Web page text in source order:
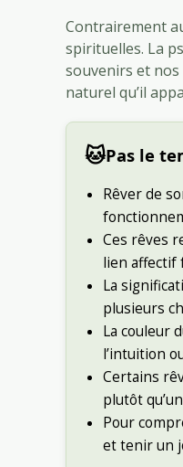
Contrairement
spirituelles. La
souvenirs et
naturel qu’il
🐱Pas le
Rêver de
Ces rêves
lien affectif
La
plusieurs
La couleur
l’intuition
Certains
plutôt
Pour
et tenir un